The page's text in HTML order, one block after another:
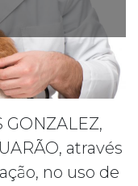
GONZALEZ,
através
no uso de